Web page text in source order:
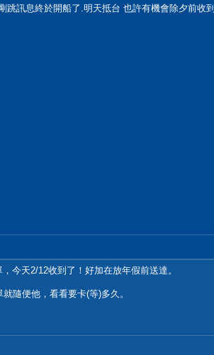
跳訊息終於開船了.明天抵台 也許有機會除夕前收到
今天2/12收到了！好加在放年假前送達。
隨便他，看看要卡(等)多久。